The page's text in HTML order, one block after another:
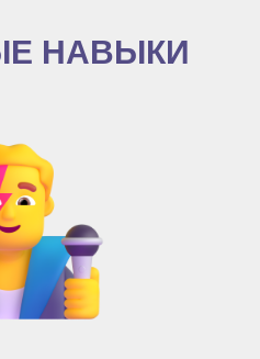
НАВЫКИ